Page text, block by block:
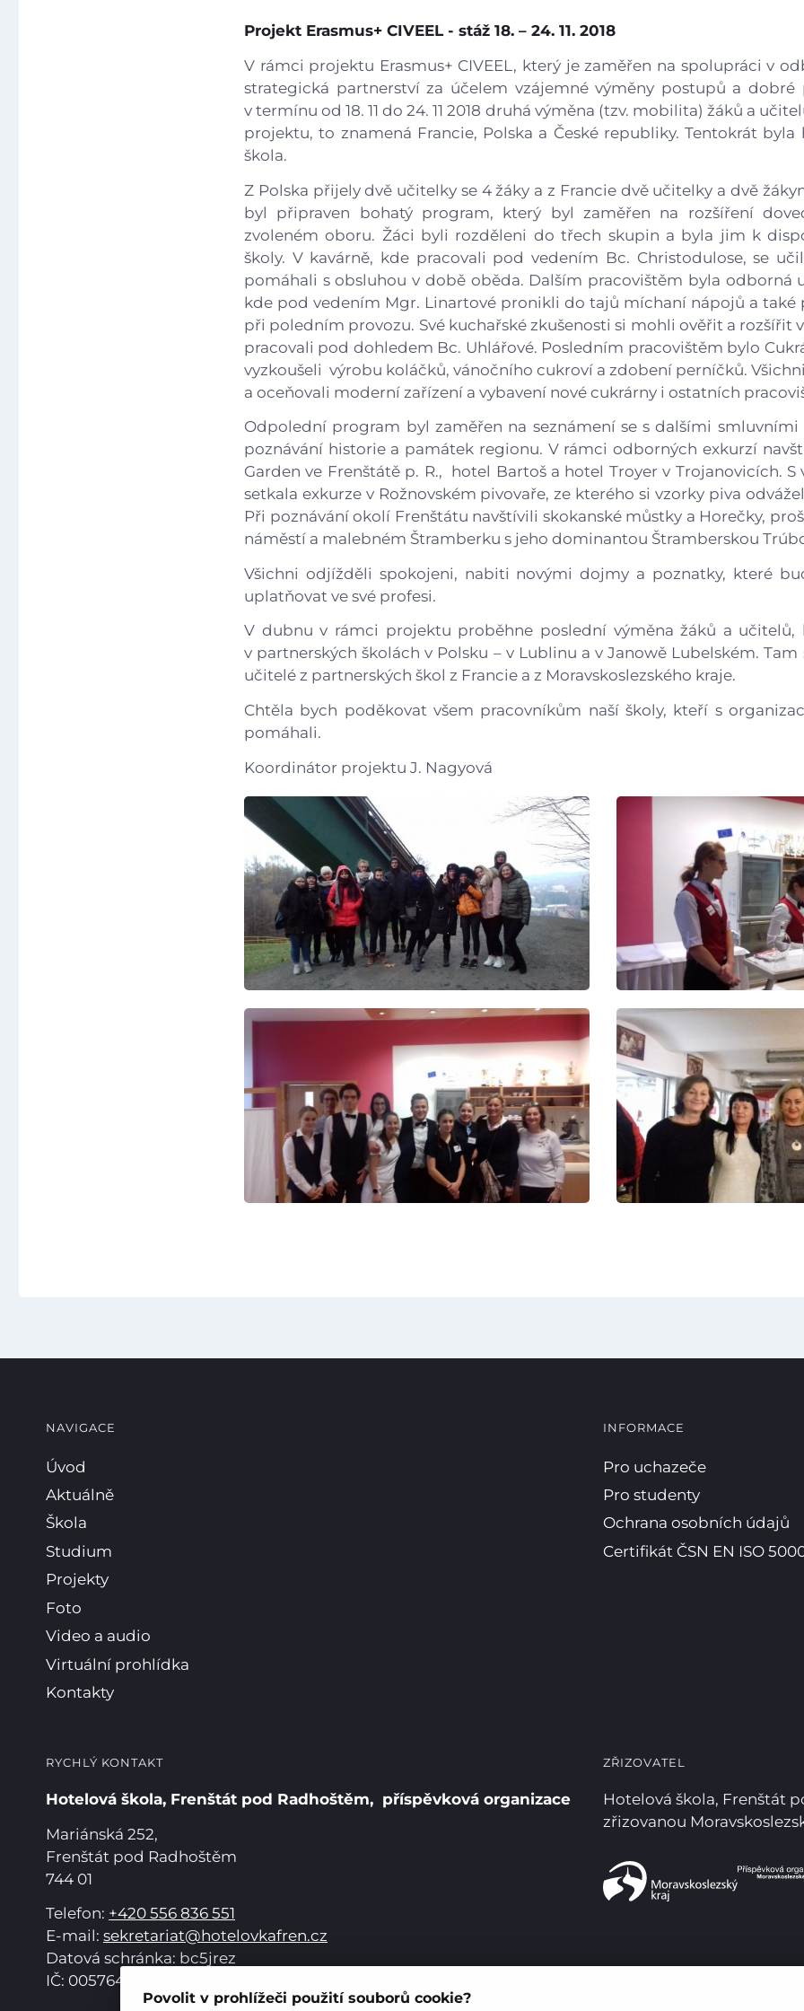
Povolit v prohlížeči použití souborů cookie?
Gastrocentrum
E-mail WhatsApp Facebook
Projekt Erasmus+ CIVEEL - stáž 18. – 24. 11. 2018
V rámci projektu Erasmus+ CIVEEL, který je zaměřen na spolupráci v
strategická partnerství za účelem vzájemné výměny postupů a dobré
v termínu od 18. 11 do 24. 11 2018 druhá výměna (tzv. mobilita) žáků a
projektu, to znamená Francie, Polska a České republiky. Tentokrát
škola.
Z Polska přijely dvě učitelky se 4 žáky a z Francie dvě učitelky a dvě
byl připraven bohatý program, který byl zaměřen na rozšíření
zvoleném oboru. Žáci byli rozděleni do třech skupin a byla jim k
školy. V kavárně, kde pracovali pod vedením Bc. Christodulose, se
pomáhali s obsluhou v době oběda. Dalším pracovištěm byla odborná
kde pod vedením Mgr. Linartové pronikli do tajů míchaní nápojů a také
při poledním provozu. Své kuchařské zkušenosti si mohli ověřit a rozšířit
pracovali pod dohledem Bc. Uhlářové. Posledním pracovištěm bylo
vyzkoušeli výrobu koláčků, vánočního cukroví a zdobení perníčků.
a oceňovali moderní zařízení a vybavení nové cukrárny i ostatních
Odpolední program byl zaměřen na seznámení se s dalšími smluvními
poznávání historie a památek regionu. V rámci odborných exkurzí
Garden ve Frenštátě p. R., hotel Bartoš a hotel Troyer v Trojanovicích. S
setkala exkurze v Rožnovském pivovaře, ze kterého si vzorky piva
Při poznávání okolí Frenštátu navštívili skokanské můstky a Horečky,
náměstí a malebném Štramberku s jeho dominantou Štramberskou
Všichni odjížděli spokojeni, nabiti novými dojmy a poznatky, které
uplatňovat ve své profesi.
V dubnu v rámci projektu proběhne poslední výměna žáků a učitelů,
v partnerských školách v Polsku – v Lublinu a v Janowě Lubelském.
učitelé z partnerských škol z Francie a z Moravskoslezského kraje.
Chtěla bych poděkovat všem pracovníkům naší školy, kteří s
pomáhali.
Koordinátor projektu J. Nagyová
NAVIGACE
Úvod
Aktuálně
Škola
Studium
Projekty
Foto
Video a audio
Virtuální prohlídka
Kontakty
INFORMACE
Pro uchazeče
Pro studenty
Ochrana osobních údajů
Certifikát ČSN EN ISO
RYCHLÝ KONTAKT
Hotelová škola, Frenštát pod Radhoštěm, příspěvková organizace
Mariánská 252,
Frenštát pod Radhoštěm
744 01
Telefon: +420 556 836 551
E-mail: sekretariat@hotelovkafren.cz
Datová schránka: bc5jrez
IČ: 00576441
ZŘIZOVATEL
Hotelová škola, Frenštát
zřizovanou